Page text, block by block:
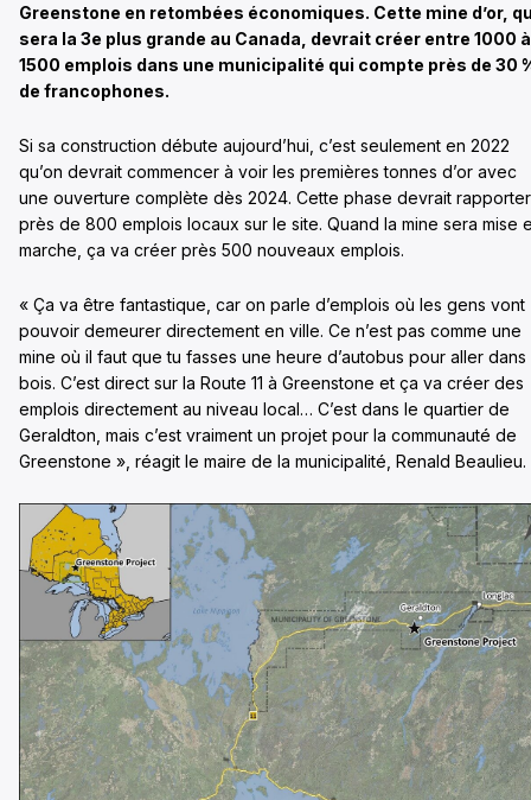
Greenstone en retombées économiques. Cette mine d’or,
sera la 3e plus grande au Canada, devrait créer entre 1000 à
1500 emplois dans une municipalité qui compte près de 30
de francophones.
Si sa construction débute aujourd’hui, c’est seulement en 2022
qu’on devrait commencer à voir les premières tonnes d’or avec
une ouverture complète dès 2024. Cette phase devrait rapporter
près de 800 emplois locaux sur le site. Quand la mine sera mise
marche, ça va créer près 500 nouveaux emplois.
« Ça va être fantastique, car on parle d’emplois où les gens vont
pouvoir demeurer directement en ville. Ce n’est pas comme une
mine où il faut que tu fasses une heure d’autobus pour aller dans
bois. C’est direct sur la Route 11 à Greenstone et ça va créer des
emplois directement au niveau local… C’est dans le quartier de
Geraldton, mais c’est vraiment un projet pour la communauté de
Greenstone », réagit le maire de la municipalité, Renald Beaulieu.